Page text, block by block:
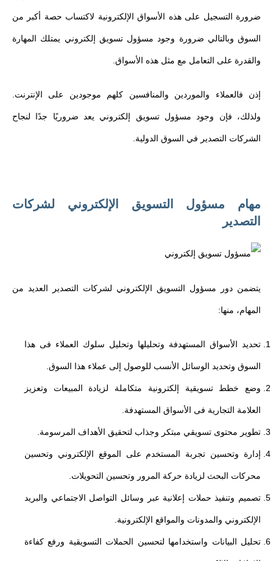
ضرورة التسجيل على هذه الأسواق الإلكترونية لاكتساب حصة أكبر من
السوق وبالتالي ضرورة وجود مسؤول تسويق إلكتروني يمتلك المهارة
والقدرة على التعامل مع مثل هذه الأسواق.
إذن فالعملاء والموردين والمنافسين كلهم موجودين على الإنترنت.
ولذلك، فإن وجود مسؤول تسويق إلكتروني يعد ضروريًا جدًا لنجاح
الشركات التصدير في السوق الدولية.
مهام مسؤول التسويق الإلكتروني لشركات
التصدير
يتضمن دور مسؤول التسويق الإلكتروني لشركات التصدير العديد من
المهام، منها:
تحديد الأسواق المستهدفة وتحليلها وتحليل سلوك العملاء فى هذا
السوق وتحديد الوسائل الأنسب للوصول إلى عملاء هذا السوق.
وضع خطط تسويقية إلكترونية متكاملة لزيادة المبيعات وتعزيز
العلامة التجارية فى الأسواق المستهدفة.
تطوير محتوى تسويقي مبتكر وجذاب لتحقيق الأهداف المرسومة.
إدارة وتحسين تجربة المستخدم على الموقع الإلكتروني وتحسين
محركات البحث لزيادة حركة المرور وتحسين التحويلات.
تصميم وتنفيذ حملات إعلانية عبر وسائل التواصل الاجتماعي والبريد
الإلكتروني والمدونات والمواقع الإلكترونية.
تحليل البيانات واستخدامها لتحسين الحملات التسويقية ورفع كفاءة